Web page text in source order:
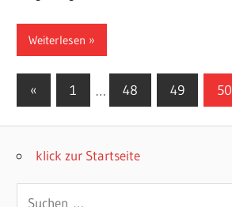
Weiterlesen
Seitennummerierung
Beiträge
« Vorherige
Beiträge
1 … 48 49 50
klick zur Startseite